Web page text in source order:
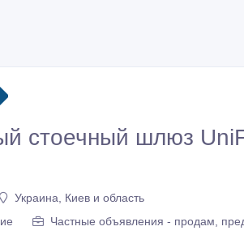
стоечный шлюз
Украина, Киев и область
Частные объявления - продам,